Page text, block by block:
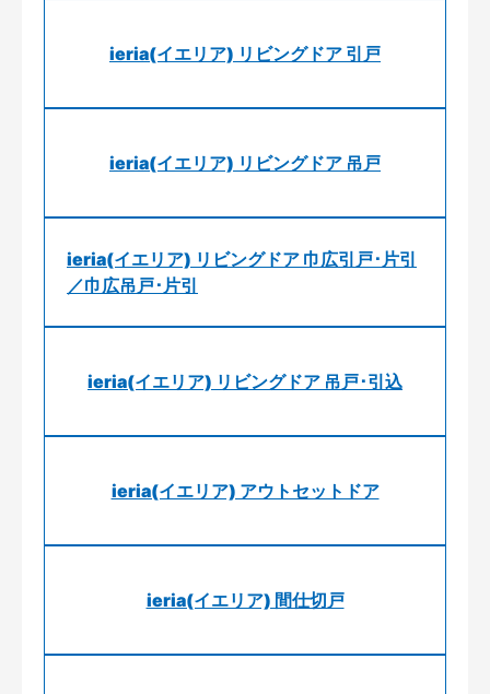
ieria(イエリア) リビングドア 引戸
ieria(イエリア) リビングドア 吊戸
ieria(イエリア) リビングドア 巾広引戸･片引
／巾広吊戸･片引
ieria(イエリア) リビングドア 吊戸･引込
ieria(イエリア) アウトセットドア
ieria(イエリア) 間仕切戸